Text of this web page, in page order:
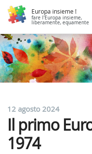
Europa insieme !
fare l'Europa insieme,
liberamente, equamente
12 agosto 2024
Il primo
1974